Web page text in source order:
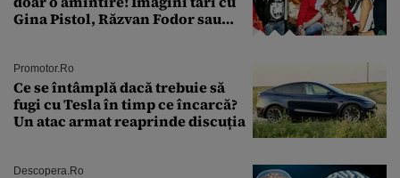
Gina Pistol, Răzvan Fodor sau
Promotor.ro
Ce se întâmplă dacă trebuie să
fugi cu Tesla în timp ce încarcă?
Un atac armat reaprinde discuția
Descopera.ro